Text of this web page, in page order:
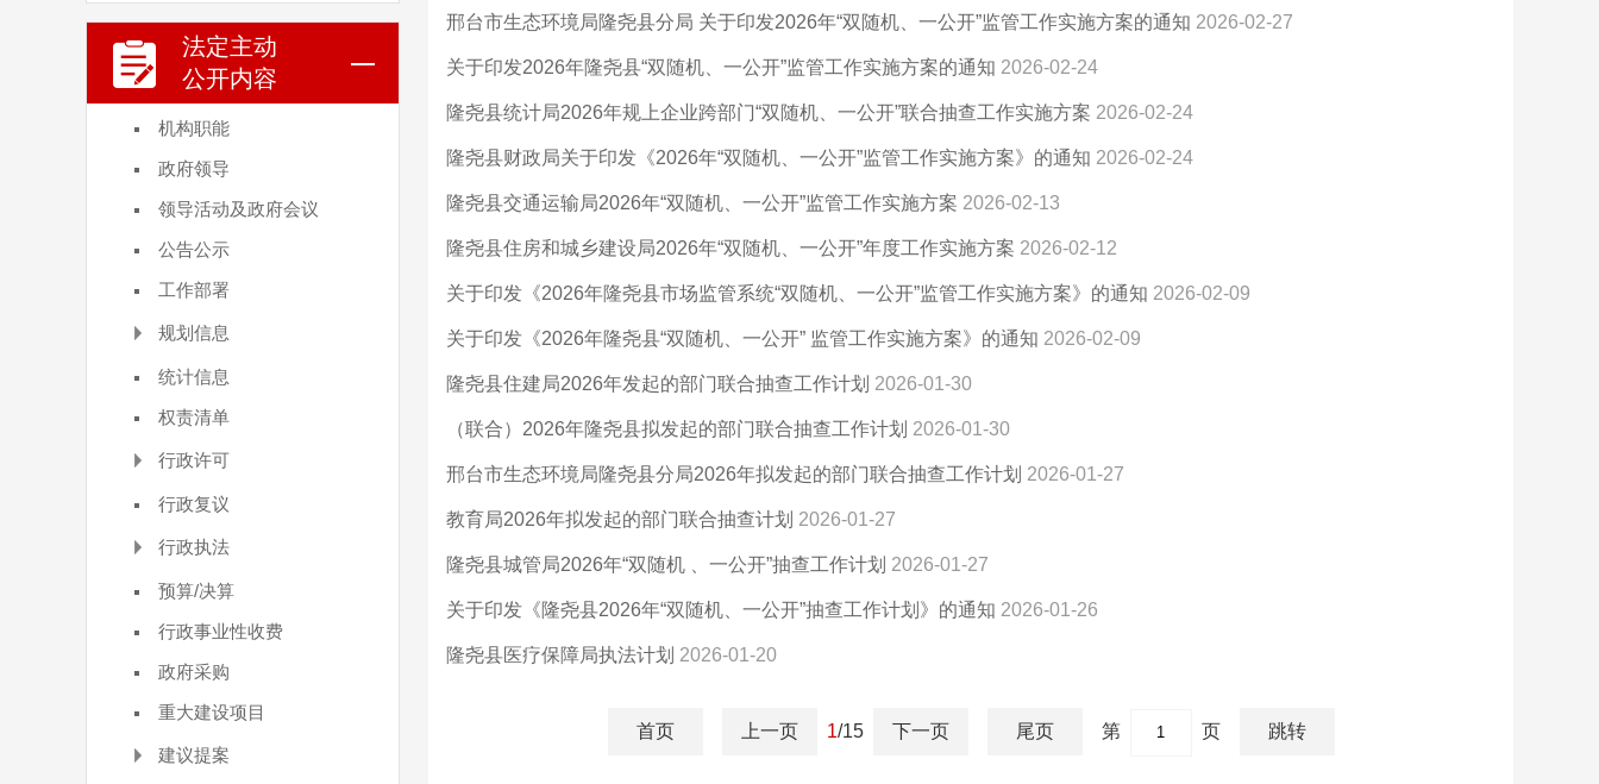
法定主动
公开内容
机构职能
政府领导
领导活动及政府会议
公告公示
工作部署
规划信息
统计信息
权责清单
行政许可
行政复议
行政执法
预算/决算
行政事业性收费
政府采购
重大建设项目
建议提案
邢台市生态环境局隆尧县分局 关于印发2026年“双随机、一公开”监管工作实施方案的通知 2026-02-27
关于印发2026年隆尧县“双随机、一公开”监管工作实施方案的通知 2026-02-24
隆尧县统计局2026年规上企业跨部门“双随机、一公开”联合抽查工作实施方案 2026-02-24
隆尧县财政局关于印发《2026年“双随机、一公开”监管工作实施方案》的通知 2026-02-24
隆尧县交通运输局2026年“双随机、一公开”监管工作实施方案 2026-02-13
隆尧县住房和城乡建设局2026年“双随机、一公开”年度工作实施方案 2026-02-12
关于印发《2026年隆尧县市场监管系统“双随机、一公开”监管工作实施方案》的通知 2026-02-09
关于印发《2026年隆尧县“双随机、一公开” 监管工作实施方案》的通知 2026-02-09
隆尧县住建局2026年发起的部门联合抽查工作计划 2026-01-30
（联合）2026年隆尧县拟发起的部门联合抽查工作计划 2026-01-30
邢台市生态环境局隆尧县分局2026年拟发起的部门联合抽查工作计划 2026-01-27
教育局2026年拟发起的部门联合抽查计划 2026-01-27
隆尧县城管局2026年“双随机 、一公开”抽查工作计划 2026-01-27
关于印发《隆尧县2026年“双随机、一公开”抽查工作计划》的通知 2026-01-26
隆尧县医疗保障局执法计划 2026-01-20
首页 上一页 1/15 下一页 尾页 第 页 跳转